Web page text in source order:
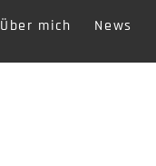
Über mich News